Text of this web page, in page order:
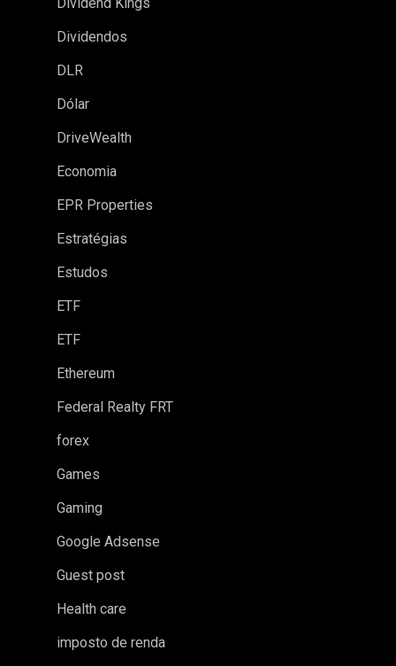
Dividendos
DLR
Dólar
DriveWealth
Economia
EPR Properties
Estratégias
Estudos
ETF
ETF
Ethereum
Federal Realty FRT
forex
Games
Gaming
Google Adsense
Guest post
Health care
imposto de renda